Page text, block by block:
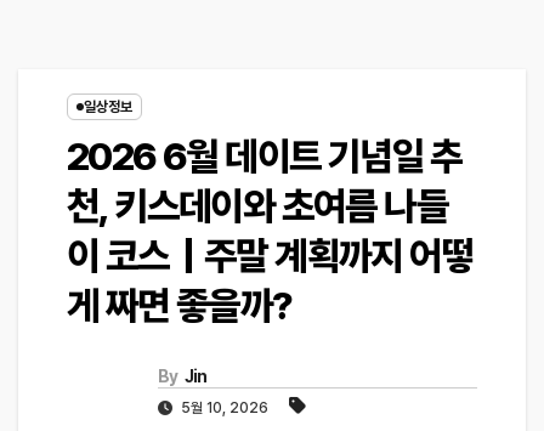
일상정보
2026 6월 데이트 기념일 추
천, 키스데이와 초여름 나들
이 코스｜주말 계획까지 어떻
게 짜면 좋을까?
By Jin
5월 10, 2026